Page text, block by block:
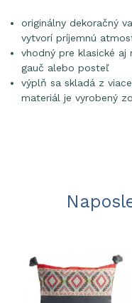
originálny dekoračný
vytvorí príjemnú
vhodný pre klasické aj
gauč alebo posteľ
výplň sa skladá z
materiál je vyrobený